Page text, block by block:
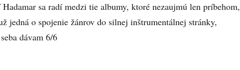
sa radí medzi tie albumy, ktoré nezaujmú len príbehom,
jedná o spojenie žánrov do silnej inštrumentálnej stránky,
dávam 6/6